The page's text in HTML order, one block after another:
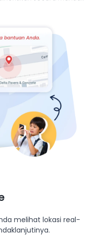
melihat lokasi real-